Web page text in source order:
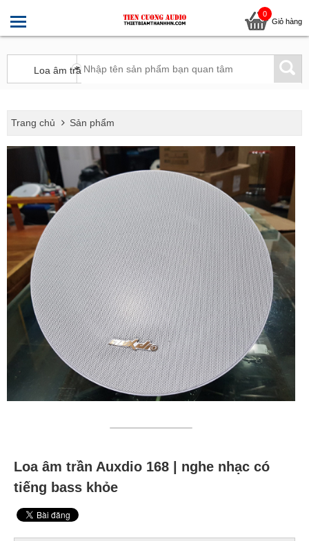
0
Giỏ hàng
Trang chủ Sản phẩm
Loa âm trần Auxdio 168 | nghe nhạc có
tiếng bass khỏe